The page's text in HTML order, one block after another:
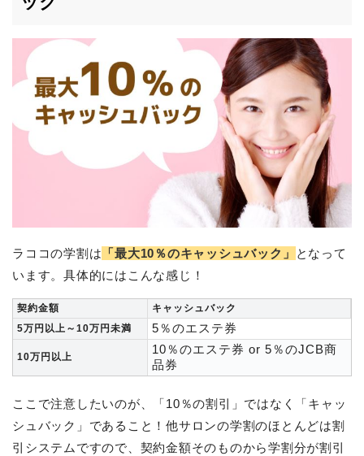
ラココの学割は 「最大10％のキャッシュバック」
となって
います。具体的にはこんな感じ！
契約金額
キャッシュバック
5万円以上～10万円未満
5％のエステ券
10万円以上
10％のエステ券 or 5％のJCB商
品券
ここで注意したいのが、「10％の割引」ではなく「キャッ
シュバック」であること！他サロンの学割のほとんどは割
引システムですので、契約金額そのものから学割分が割引